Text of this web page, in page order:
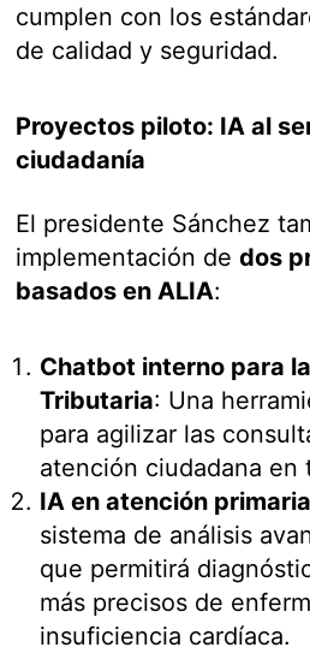
cumplen con los
de calidad y seguridad.
Proyectos piloto: IA al
ciudadanía
El presidente Sánchez
implementación dedos
basados en ALIA:
Chatbot interno para
Tributaria: Una
para agilizar las
atención ciudadana en
IA en atención
sistema de análisis
que permitirá
más precisos de
insuficiencia cardíaca.